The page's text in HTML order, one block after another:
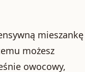
mieszankę
możesz
owocowy,